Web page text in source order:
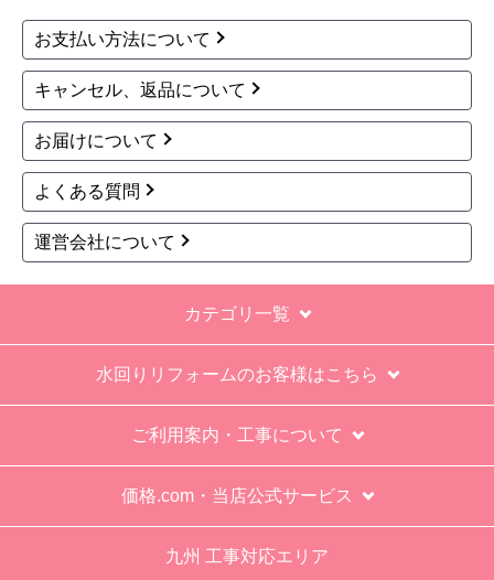
なにかも分からない。少々不安である。
工事後は、初期設定や取り扱いの説明もなく、慌
てて引き上げる感じ。
保障期間の説明もHPとは違った。８年保証にして
いるがメーカー保証が３年追加になり１１年と説
明があった。HPにはメーカー保証期間も８年に含
むとなっていたが、どちらが正しいか分からな
が悪かったが室外機の荷揚げを手伝った。もし、
客先が高齢の女性だったらどうしたのか疑問。
エアコン専門の担当べつにもう一人来て欲しかっ
た。
が、登録したメールアドレスではなく、ショート
メールだとは知らず、確認できなかった。
お支払い方法について
キャンセル、返品について
お届けについて
よくある質問
運営会社について
カテゴリ一覧
水回りリフォームのお客様はこちら
ご利用案内・工事について
価格.com・当店公式サービス
九州 工事対応エリア